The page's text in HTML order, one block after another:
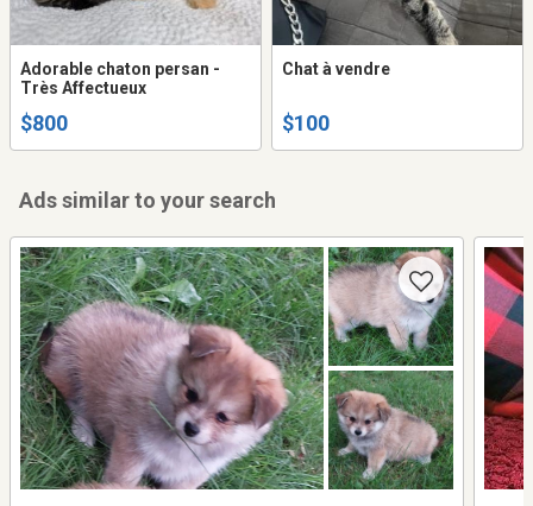
Adorable chaton persan -
Très Affectueux
$800
Chat à vendre
$100
Ads similar to your search